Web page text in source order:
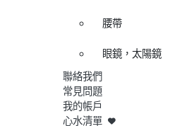
腰帶
眼鏡，太陽鏡
聯絡我們
常見問題
我的帳戶
心水清單